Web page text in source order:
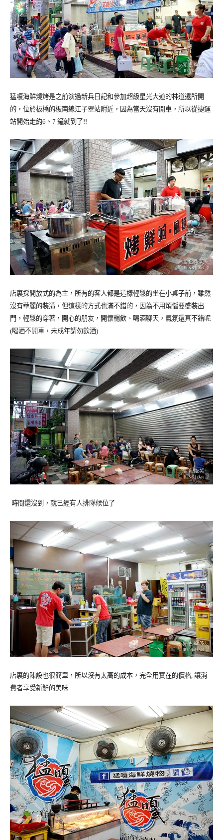
猛嗄海鮮燒烤是之前演過新兵日記和參加超級星光大道的林道遠所開
的，位於板橋的板南線江子翠站附近，因為當天沒有開車，所以從捷運
站開始走約6、7 鐘就到了!!
店裏採開放式的為主，所有的客人都是這樣輕鬆的坐在小桌子前，雖然
沒有華麗的裝潢，但這樣的方式也滿不錯的，因為不用煩惱要盛裝出
門，輕鬆的穿著，開心的朋友，開懷暢飲、喝酒聊天，氣氛還真不錯呢
(喝酒不開車，未成年請勿飲酒)
時間還沒到，就已經有人排隊候位了
店裏的陳設也很簡單，所以沒有太高的成本，完全用實在的價格, 讓消
費者享受新鮮的美味